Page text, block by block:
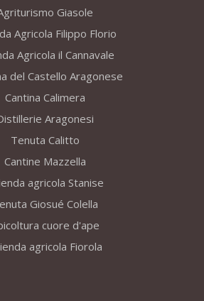
Giasole
Agricola Filippo Florio
Agricola il Cannavale
del Castello Aragonese
Cantina Calimera
Aragonesi
Tenuta Calitto
Cantine Mazzella
agricola Stanise
Giosué Colella
cuore d'ape
agricola Fiorola